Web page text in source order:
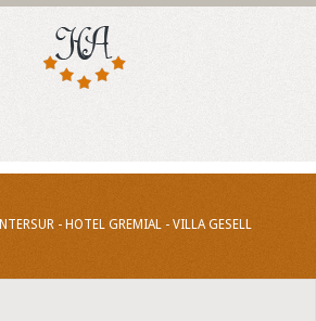
- HOTEL GREMIAL - VILLA GESELL